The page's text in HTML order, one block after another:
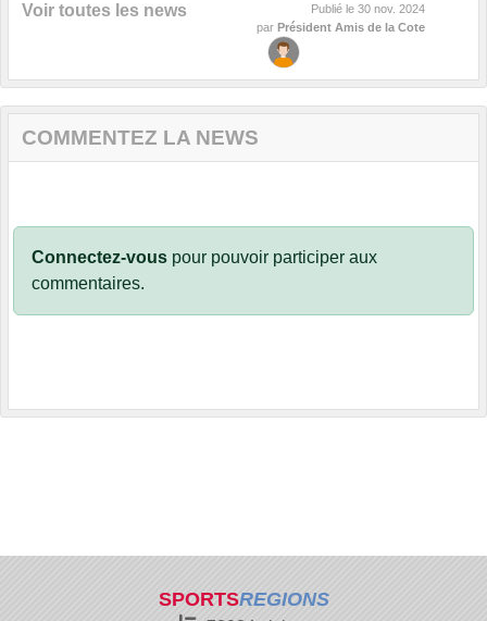
Voir toutes les news Publié le 30 nov. 2024
par Président Amis de la Cote
COMMENTEZ LA NEWS
Connectez-vous pour pouvoir participer aux
commentaires.
SPORTSREGIONS